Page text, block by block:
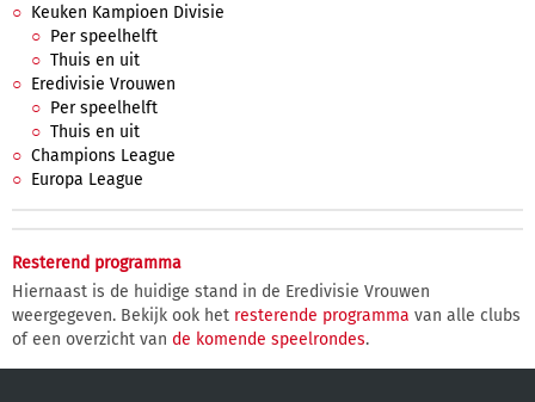
Keuken Kampioen Divisie
Per speelhelft
Thuis en uit
Eredivisie Vrouwen
Per speelhelft
Thuis en uit
Champions League
Europa League
Resterend programma
Hiernaast is de huidige stand in de Eredivisie Vrouwen
weergegeven. Bekijk ook het resterende programma van alle clubs
of een overzicht van de komende speelrondes.